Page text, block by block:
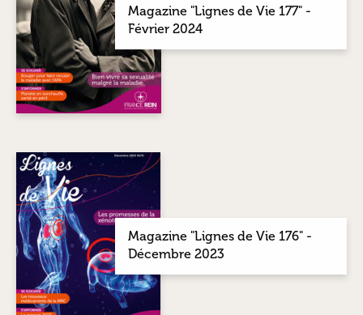
Magazine "Lignes de Vie 177" -
Février 2024
Magazine "Lignes de Vie 176" -
Décembre 2023